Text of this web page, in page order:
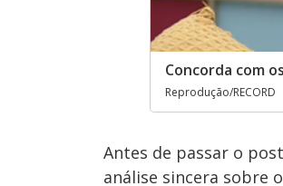
Concorda com
Reprodução/RECORD
Antes de passar o
análise sincera sobre